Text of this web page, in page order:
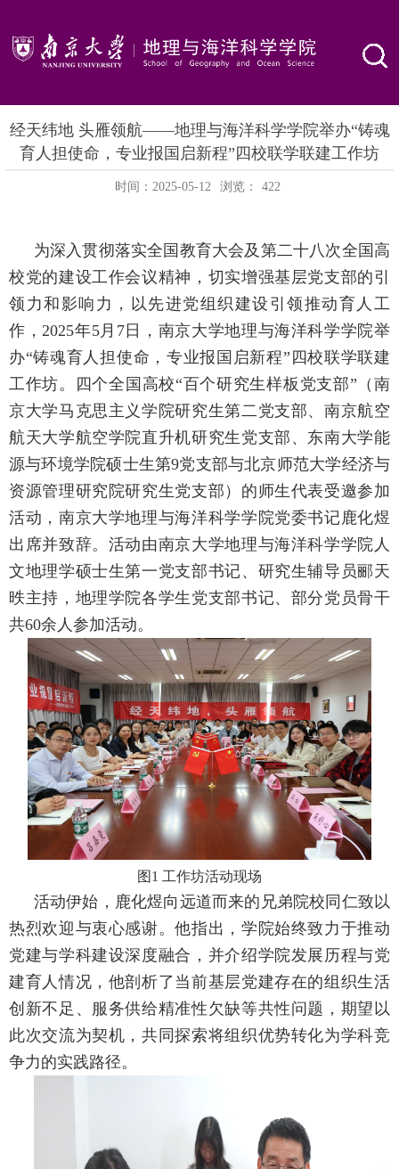
经天纬地 头雁领航——地理与海洋科学学院举办“铸魂
育人担使命，专业报国启新程”四校联学联建工作坊
时间：2025-05-12 浏览： 422
为深入贯彻落实全国教育大会及第二十八次全国高
校党的建设工作会议精神，切实增强基层党支部的引
领力和影响力，以先进党组织建设引领推动育人工
作，2025年5月 7日，南京大学地理与海洋科学学院举
办“铸魂育人担使命，专业报国启新程”四校联学联建
工作坊。四个全国高校“百个研究生样板党支部”（南
京大学马克思主义学院研究生第二党支部、南京航空
航天大学航空学院直升机研究生党支部、东南大学能
源与环境学院硕士生第9党支部与北京师范大学经济与
资源管理研究院研究生党支部）的师生代表受邀参加
活动，南京大学地理与海洋科学学院党委书记鹿化煜
出席并致辞。活动由南京大学地理与海洋科学学院人
文地理学硕士生第一党支部书记、研究生辅导员郦天
昳主持，地理学院各学生党支部书记、部分党员骨干
共60余人参加活动。
图 1 工作坊活动现场
活动伊始，鹿化煜向远道而来的兄弟院校同仁致以
热烈欢迎与衷心感谢。他指出，学院始终致力于推动
党建与学科建设深度融合，并介绍学院发展历程与党
建育人情况，他剖析了当前基层党建存在的组织生活
创新不足、服务供给精准性欠缺等共性问题，期望以
此次交流为契机，共同探索将组织优势转化为学科竞
争力的实践路径。